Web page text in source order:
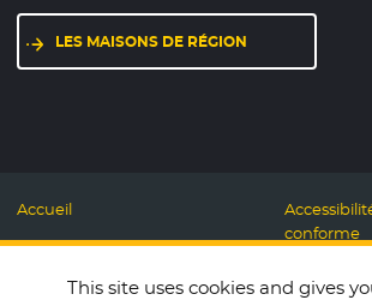
LES MAISONS DE RÉGION
Accueil
Mentions légales
Données personnelles et
conforme
This site uses cookies and gives